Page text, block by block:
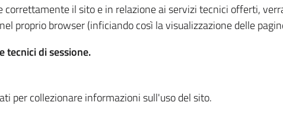
correttamente il sito e in relazione ai servizi tecnici offerti,
proprio browser (inficiando così la visualizzazione delle
tecnici di sessione.
per collezionare informazioni sull'uso del sito.